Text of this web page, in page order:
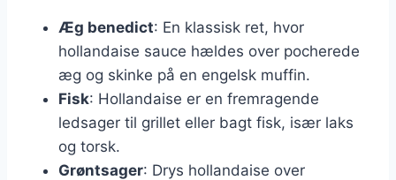
Æg benedict: En klassisk ret, hvor
hollandaise sauce hældes over pocherede
æg og skinke på en engelsk muffin.
Fisk: Hollandaise er en fremragende
ledsager til grillet eller bagt fisk, især laks
og torsk.
Grøntsager: Drys hollandaise over